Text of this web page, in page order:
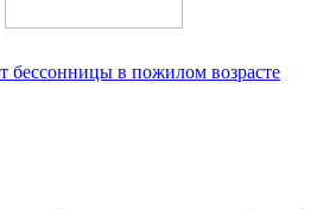
бессонницы в пожилом возрасте